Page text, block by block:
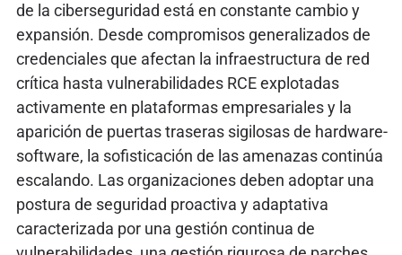
de la ciberseguridad está en constante cambio y
expansión. Desde compromisos generalizados de
credenciales que afectan la infraestructura de red
crítica hasta vulnerabilidades RCE explotadas
activamente en plataformas empresariales y la
aparición de puertas traseras sigilosas de hardware-
software, la sofisticación de las amenazas continúa
escalando. Las organizaciones deben adoptar una
postura de seguridad proactiva y adaptativa
caracterizada por una gestión continua de